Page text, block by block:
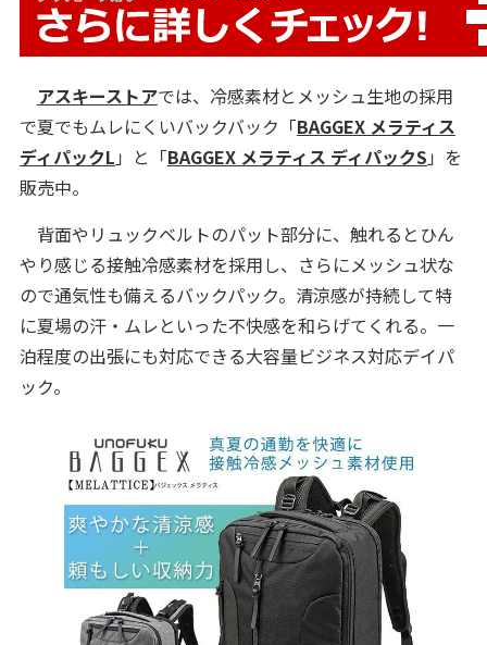
アスキーストアでは、冷感素材とメッシュ生地の採用
で夏でもムレにくいバックバック「BAGGEX メラティス
ディパックL 」と「BAGGEX メラティス ディパックS 」を
販売中。
背面やリュックベルトのパット部分に、触れるとひん
やり感じる接触冷感素材を採用し、さらにメッシュ状な
ので通気性も備えるバックパック。清涼感が持続して特
に夏場の汗・ムレといった不快感を和らげてくれる。一
泊程度の出張にも対応できる大容量ビジネス対応デイパ
ック。